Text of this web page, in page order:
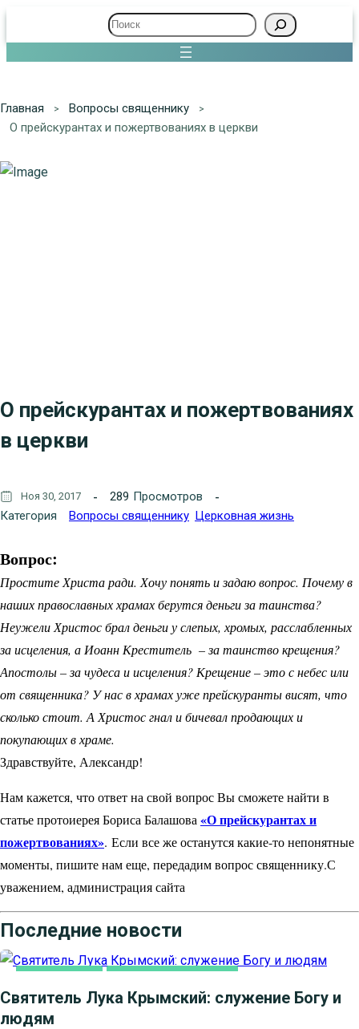
Поиск
Главная
Вопросы священнику
О прейскурантах и пожертвованиях в церкви
О прейскурантах и пожертвованиях
в церкви
Ноя 30, 2017 289 Просмотров
Категория
Вопросы священнику Церковная жизнь
Вопрос:
Простите Христа ради. Хочу понять и задаю вопрос. Почему в
наших православных храмах берутся деньги за таинства?
Неужели Христос брал деньги у слепых, хромых, расслабленных
за исцеления, а Иоанн Креститель – за таинство крещения?
Апостолы – за чудеса и исцеления? Крещение – это с небес или
от священника? У нас в храмах уже прейскуранты висят, что
сколько стоит. А Христос гнал и бичевал продающих и
покупающих в храме.
Здравствуйте, Александр!
Нам кажется, что ответ на свой вопрос Вы сможете найти в
статье протоиерея Бориса Балашова «О прейскурантах и
пожертвованиях». Если все же останутся какие-то непонятные
моменты, пишите нам еще, передадим вопрос священнику.С
уважением, администрация сайта
Последние новости
Святитель Лука Крымский: служение Богу и
людям